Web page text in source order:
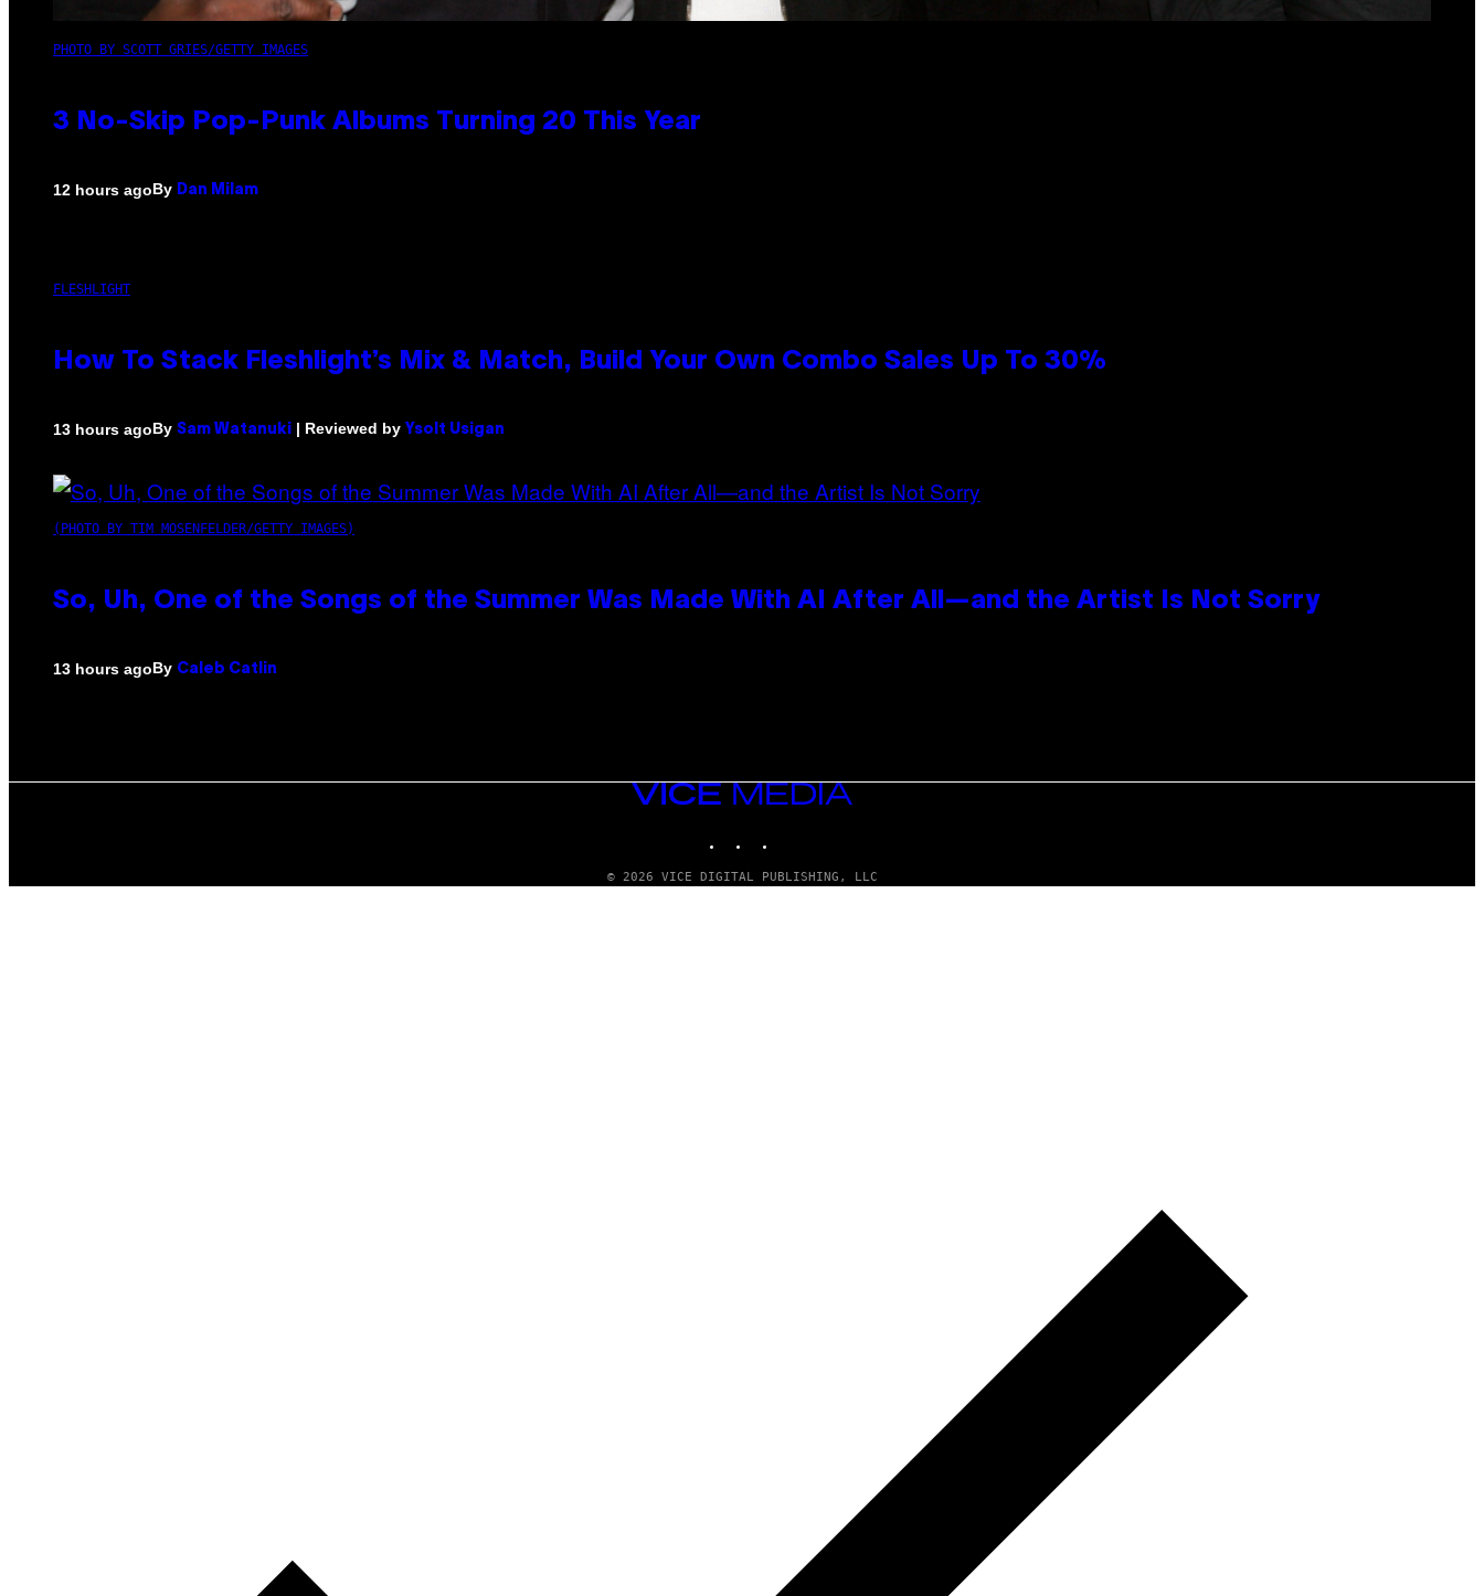
PHOTO BY SCOTT GRIES/GETTY IMAGES
3 No-Skip Pop-Punk Albums Turning 20 This Year
12 hours agoBy Dan Milam
FLESHLIGHT
How To Stack Fleshlight’s Mix & Match, Build Your Own Combo Sales Up To 30%
13 hours agoBy Sam Watanuki | Reviewed by Ysolt Usigan
(PHOTO BY TIM MOSENFELDER/GETTY IMAGES)
So, Uh, One of the Songs of the Summer Was Made With AI After All—and the Artist Is Not Sorry
13 hours agoBy Caleb Catlin
VICE
© 2026 VICE DIGITAL PUBLISHING, LLC